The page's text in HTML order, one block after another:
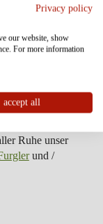
aber
& Anna
(das
In Serfaus
Ruhe unser
und /
Privacy policy
our website, show
For more information
accept all